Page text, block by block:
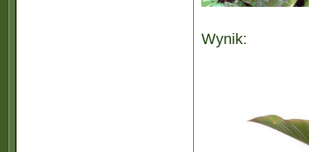
Wynik: